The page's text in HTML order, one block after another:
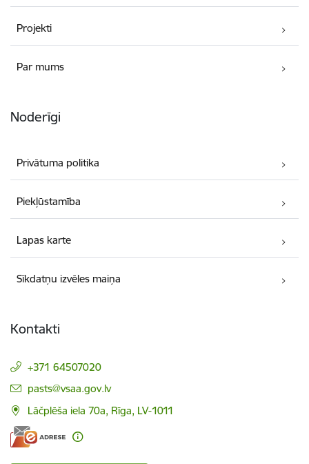
Projekti
Par mums
Noderīgi
Privātuma politika
Piekļūstamība
Lapas karte
Sīkdatņu izvēles maiņa
Kontakti
+371 64507020
E-pasts:
pasts@vsaa.gov.lv
Lāčplēša iela 70a, Rīga, LV-1011